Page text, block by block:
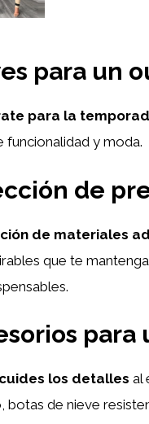
para un
para la
funcionalidad y moda.
de
de materiales
que te
los detalles al
botas de nieve